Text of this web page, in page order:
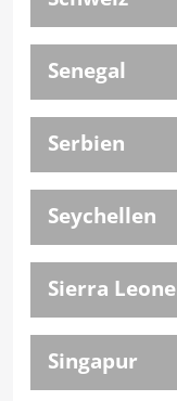
Senegal
Serbien
Seychellen
Sierra Leone
Singapur